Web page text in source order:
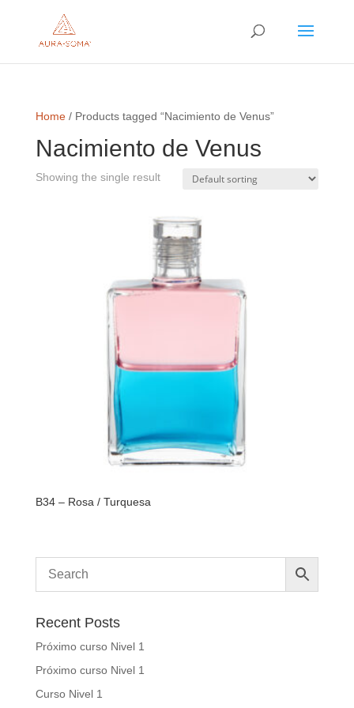
Home/ Products tagged “Nacimiento de Venus”
Nacimiento de Venus
Showing the single result
B34 – Rosa / Turquesa
Recent Posts
Próximo curso Nivel 1
Próximo curso Nivel 1
Curso Nivel 1